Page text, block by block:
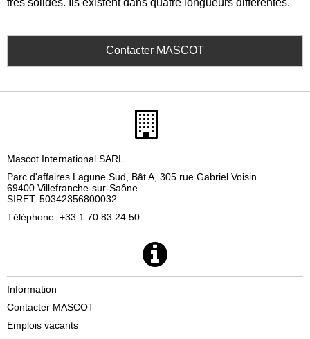
Contacter MASCOT
Mascot International SARL
Parc d'affaires Lagune Sud, Bât A, 305 rue Gabriel Voisin
69400 Villefranche-sur-Saône
SIRET: 50342356800032
Téléphone: +33 1 70 83 24 50
Information
Contacter MASCOT
Emplois vacants